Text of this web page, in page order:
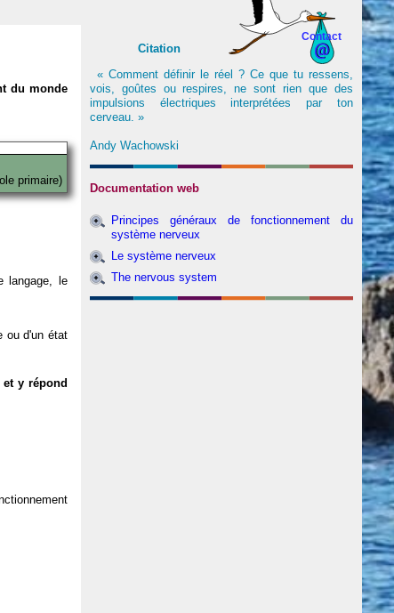
du monde
primaire)
langage, le
ou d'un état
y répond
Contact
Citation
« Comment définir le réel ? Ce que tu ressens,
vois, goûtes ou respires, ne sont rien que des
impulsions électriques interprétées par ton
cerveau. »
Andy Wachowski
Documentation web
Principes généraux de fonctionnement du
système nerveux
Le système nerveux
The nervous system